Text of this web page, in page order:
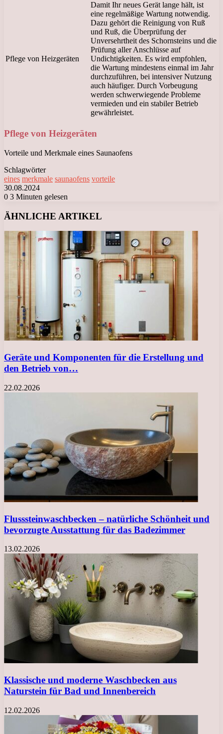
Pflege von Heizgeräten
Damit Ihr neues Gerät lange hält, ist
eine regelmäßige Wartung notwendig.
Dazu gehört die Reinigung von Ruß
und Ruß, die Überprüfung der
Unversehrtheit des Schornsteins und die
Prüfung aller Anschlüsse auf
Undichtigkeiten. Es wird empfohlen,
die Wartung mindestens einmal im Jahr
durchzuführen, bei intensiver Nutzung
auch häufiger. Durch Vorbeugung
werden schwerwiegende Probleme
vermieden und ein stabiler Betrieb
gewährleistet.
Pflege von Heizgeräten
Vorteile und Merkmale eines Saunaofens
Schlagwörter
eines merkmale saunaofens vorteile
30.08.2024
0 3 Minuten gelesen
ÄHNLICHE ARTIKEL
Geräte und Komponenten für die Erstellung und
den Betrieb von…
22.02.2026
Flusssteinwaschbecken – natürliche Schönheit und
bevorzugte Ausstattung für das Badezimmer
13.02.2026
Klassische und moderne Waschbecken aus
Naturstein für Bad und Innenbereich
12.02.2026